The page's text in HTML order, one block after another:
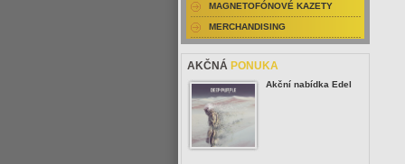
MAGNETOFÓNOVÉ KAZETY
MERCHANDISING
AKČNÁ PONUKA
Akční nabídka Edel